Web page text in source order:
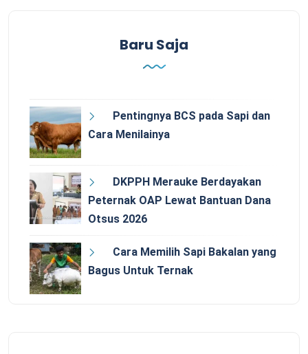
Baru Saja
Pentingnya BCS pada Sapi dan
Cara Menilainya
DKPPH Merauke Berdayakan
Peternak OAP Lewat Bantuan Dana
Otsus 2026
Cara Memilih Sapi Bakalan yang
Bagus Untuk Ternak